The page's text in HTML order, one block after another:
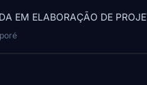
EM ELABORAÇÃO DE